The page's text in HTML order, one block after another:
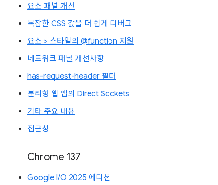
요소 패널 개선
복잡한 CSS 값을 더 쉽게 디버그
요소 > 스타일의 @function 지원
네트워크 패널 개선사항
has-request-header 필터
분리형 웹 앱의 Direct Sockets
기타 주요 내용
접근성
Chrome 137
Google I/O 2025 에디션